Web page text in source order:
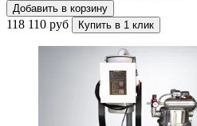
Добавить в корзину
118 110 руб Купить в 1 клик